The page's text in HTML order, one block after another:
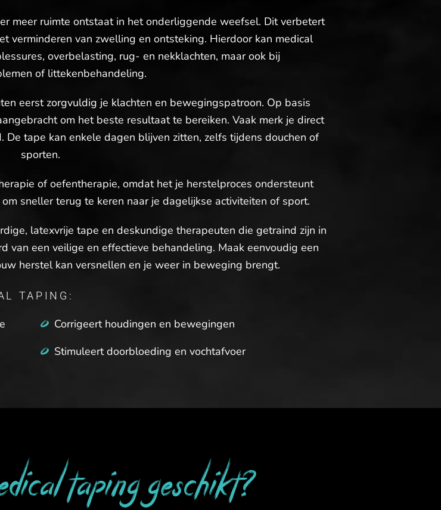
meer ruimte ontstaat in het onderliggende weefsel. Dit verbetert
verminderen van zwelling en ontsteking. Hierdoor kan medical
overbelasting, rug- en nekklachten, maar ook bij
of littekenbehandeling.
eerst zorgvuldig je klachten en bewegingspatroon. Op basis
om het beste resultaat te bereiken. Vaak merk je direct
tape kan enkele dagen blijven zitten, zelfs tijdens douchen of
sporten.
of oefentherapie, omdat het je herstelproces ondersteunt
sneller terug te keren naar je dagelijkse activiteiten of sport.
latexvrije tape en deskundige therapeuten die getraind zijn in
van een veilige en effectieve behandeling. Maak eenvoudig een
herstel kan versnellen en je weer in beweging brengt.
TAPING:
Corrigeert houdingen en bewegingen
Stimuleert doorbloeding en vochtafvoer
taping geschikt?